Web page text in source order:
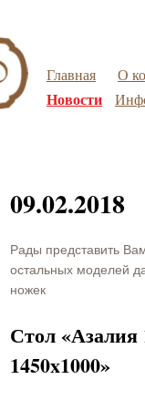
Главная О
Новости
09.02.2018
Рады представить
остальных моделей
ножек
Стол «Азалия
1450x1000»